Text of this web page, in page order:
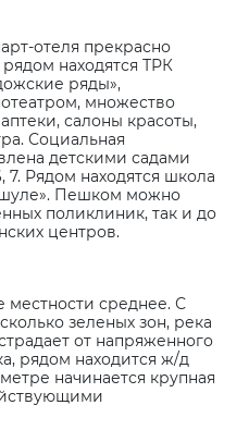
отеля прекрасно
находятся ТРК
ряды»,
множество
салоны красоты,
Социальная
детскими садами
7. Рядом находятся школа
Пешком можно
поликлиник, так и до
центров.
местности среднее. С
зеленых зон, река
от напряженного
рядом находится ж/д
начинается крупная